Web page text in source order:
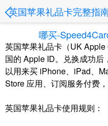
英国苹果礼品卡完整指
哪买-
英国苹果礼品卡（UK
国的 Apple ID。兑换成功
以用来买 iPhone、iPad、
Store 应用、订阅服务付费，
英国苹果礼品卡使用规则：